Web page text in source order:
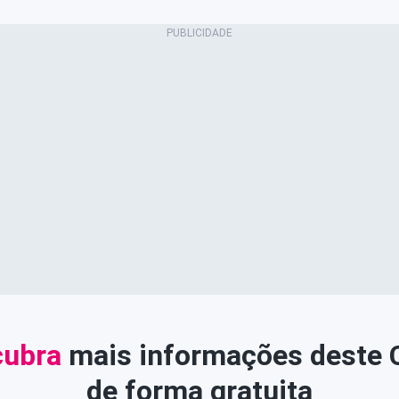
mais informações deste
de forma gratuita